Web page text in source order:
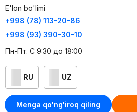
Menga qo'ng'iroq qiling
E'lon bo'limi
+998 (78) 113-20-86
+998 (93) 390-30-10
Пн-Пт. С 9:30 до 18:00
RU UZ
Kontaktlar